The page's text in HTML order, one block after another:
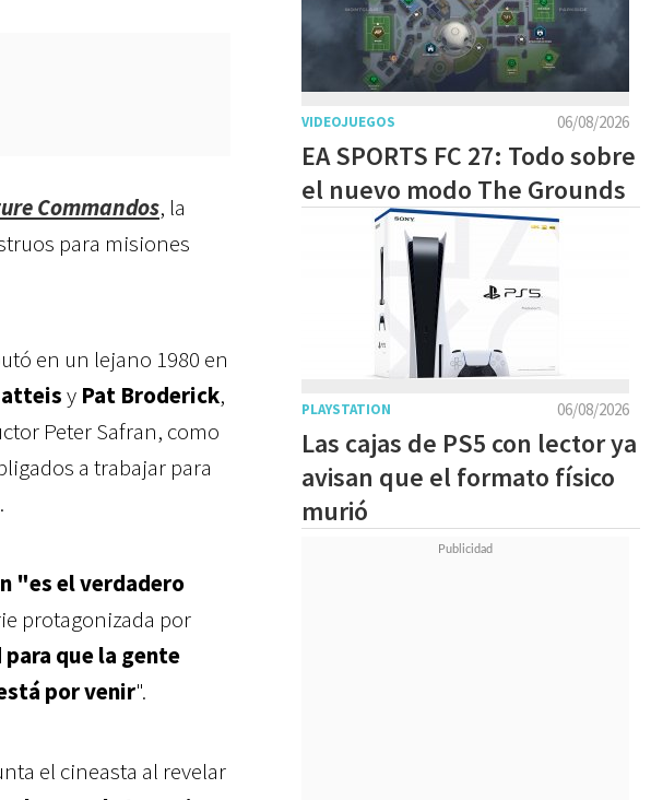
Commandos, la
para misiones
en un lejano 1980 en
y Pat Broderick,
Peter Safran, como
a trabajar para
"es el verdadero
protagonizada por
que la gente
por venir".
el cineasta al revelar
06/08/2026
VIDEOJUEGOS
EA SPORTS FC 27: Todo sobre
el nuevo modo The Grounds
06/08/2026
PLAYSTATION
Las cajas de PS5 con lector ya
avisan que el formato físico
murió